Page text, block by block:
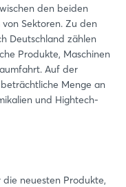
den beiden
Sektoren. Zu den
Deutschland zählen
Produkte, Maschinen
Auf der
Menge an
und Hightech-
die neuesten Produkte,